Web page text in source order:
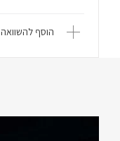
הוסף להשוואה